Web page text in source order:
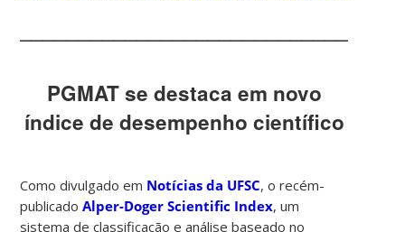
PGMAT se destaca em novo
índice de desempenho científico
Como divulgado em Notícias da UFSC, o recém-
publicadoAlper-Doger Scientific Index, um
sistema de classificação e análise baseado no